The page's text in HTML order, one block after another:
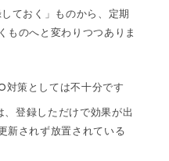
ておく」ものから、定期
ものへと変わりつつありま
対策としては不十分です
登録しただけで効果が出
新されず放置されている